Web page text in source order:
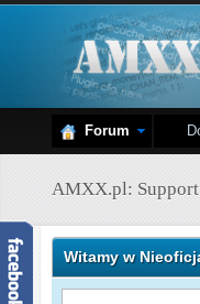
Forum
AMXX.pl:
Witamy w